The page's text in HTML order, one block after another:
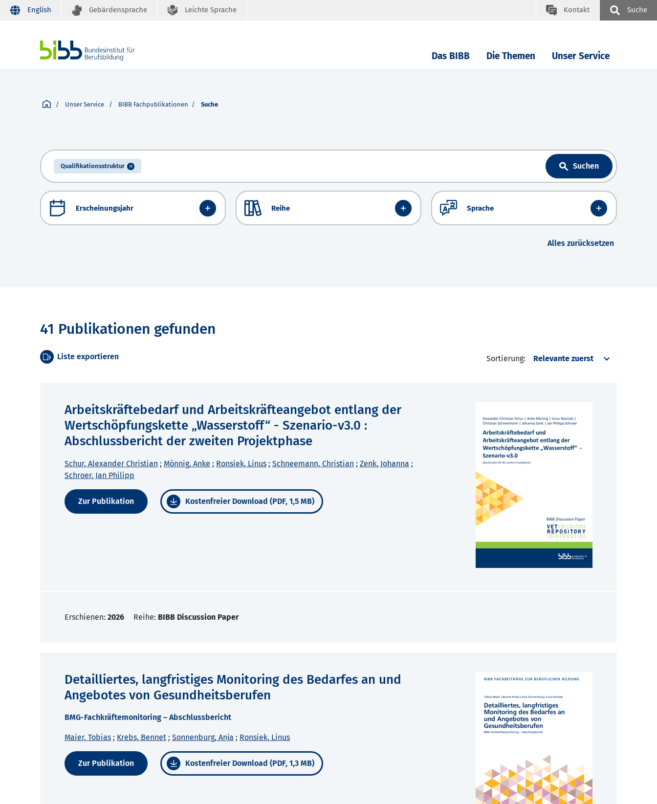
English Gebärdensprache Leichte Sprache Kontakt Suche
Das BIBB Die Themen Unser Service
Unser Service BIBB Fachpublikationen Suche
Qualifikationsstruktur Suchen
Erscheinungsjahr Reihe Sprache
Alles zurücksetzen
41 Publikationen gefunden
Liste exportieren Sortierung:
Arbeitskräftebedarf und Arbeitskräfteangebot entlang der
Wertschöpfungskette „Wasserstoff“ - Szenario-v3.0 :
Abschlussbericht der zweiten Projektphase
Schur, Alexander Christian ; Mönnig, Anke ; Ronsiek, Linus ; Schneemann, Christian ; Zenk, Johanna ;
Schroer, Jan Philipp
Zur Publikation Kostenfreier Download (PDF, 1,5 MB)
Erschienen: 2026 Reihe: BIBB Discussion Paper
Detailliertes, langfristiges Monitoring des Bedarfes an und
Angebotes von Gesundheitsberufen
BMG-Fachkräftemonitoring – Abschlussbericht
Maier, Tobias ; Krebs, Bennet ; Sonnenburg, Anja ; Ronsiek, Linus
Zur Publikation Kostenfreier Download (PDF, 1,3 MB)